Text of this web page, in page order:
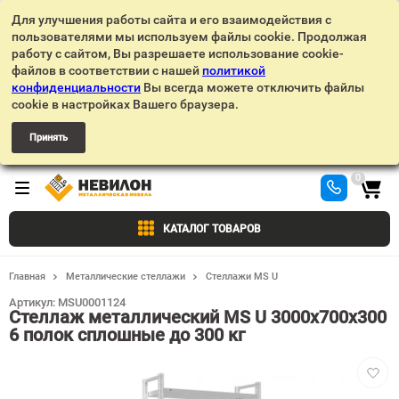
Для улучшения работы сайта и его взаимодействия с
пользователями мы используем файлы cookie. Продолжая
работу с сайтом, Вы разрешаете использование cookie-
файлов в соответствии с нашей политикой
конфиденциальности Вы всегда можете отключить файлы
cookie в настройках Вашего браузера.
Принять
КАТАЛОГ ТОВАРОВ
0
Главная Металлические стеллажи Стеллажи MS U
Стеллаж металлический MS U 3000х700х300
6 полок сплошные до 300 кг
Артикул: MSU0001124